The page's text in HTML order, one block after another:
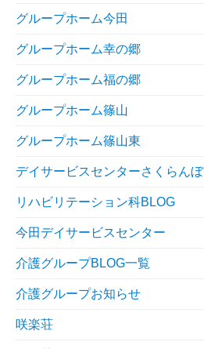
グループホーム今田
グループホーム幸の郷
グループホーム福の郷
グループホーム篠山
グループホーム篠山東
デイサービスセンターさくらんぼ
リハビリテーション科BLOG
今田デイサービスセンター
介護グループBLOG一覧
介護グループお知らせ
咲楽荘